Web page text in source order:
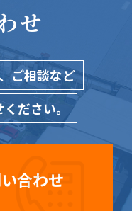
せ
ご相談など
ださい。
合わせ